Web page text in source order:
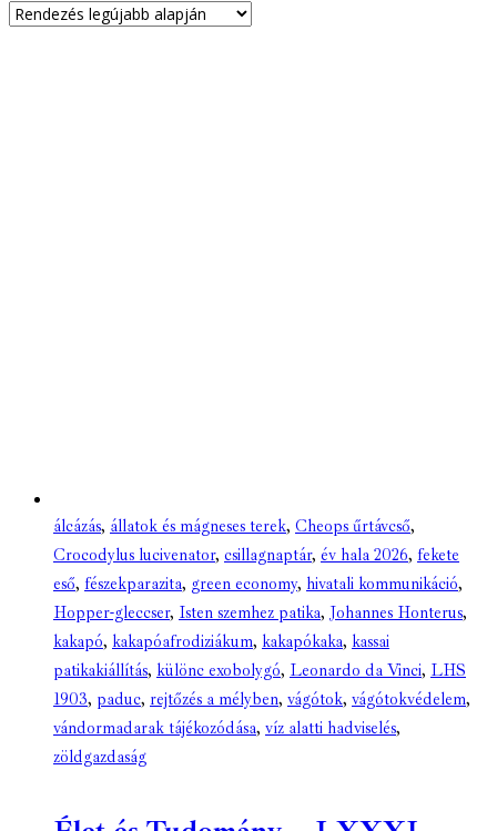
álcázás, állatok és mágneses terek, Cheops űrtávcső,
Crocodylus lucivenator, csillagnaptár, év hala 2026, fekete
eső, fészekparazita, green economy, hivatali kommunikáció,
Hopper-gleccser, Isten szemhez patika, Johannes Honterus,
kakapó, kakapóafrodiziákum, kakapókaka, kassai
patikakiállítás, különc exobolygó, Leonardo da Vinci, LHS
1903, paduc, rejtőzés a mélyben, vágótok, vágótokvédelem,
vándormadarak tájékozódása, víz alatti hadviselés,
zöldgazdaság